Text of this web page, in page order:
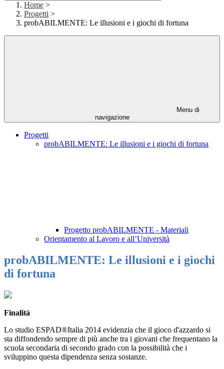
Home >
Progetti >
probABILMENTE: Le illusioni e i giochi di fortuna
Menu di
navigazione
Progetti
probABILMENTE: Le illusioni e i giochi di fortuna
Progetto probABILMENTE - Materiali
Orientamento al Lavoro e all’Università
probABILMENTE: Le illusioni e i giochi
di fortuna
Finalità
Lo studio ESPAD®Italia 2014 evidenzia che il gioco d'azzardo si
sta diffondendo sempre di più anche tra i giovani che frequentano la
scuola secondaria di secondo grado con la possibilità che i
sviluppino questa dipendenza senza sostanze.